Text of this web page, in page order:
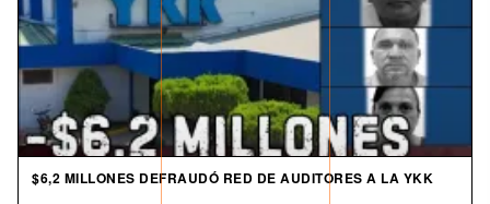
$6,2 MILLONES DEFRAUDÓ RED DE AUDITORES A LA YKK